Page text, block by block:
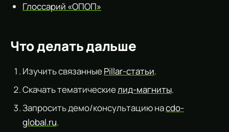
Глоссарий «ОПОП»
Что делать дальше
Изучить связанныеPillar-статьи.
Скачать тематическиелид-магниты.
Запросить демо/консультацию наcdo-
global.ru.